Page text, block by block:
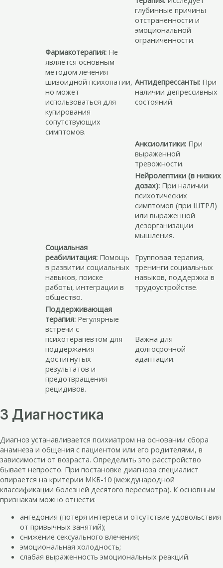
глубинные причины
отстраненности и
эмоциональной
ограниченности.
Фармакотерапия: Не
является основным
методом лечения
шизоидной психопатии,
но может
использоваться для
купирования
сопутствующих
симптомов.
Антидепрессанты: При
наличии депрессивных
состояний.
Анксиолитики: При
выраженной
тревожности.
Нейролептики (в низких
дозах): При наличии
психотических
симптомов (при ШТРЛ)
или выраженной
дезорганизации
мышления.
Социальная
реабилитация: Помощь
в развитии социальных
навыков, поиске
работы, интеграции в
общество.
Групповая терапия,
тренинги социальных
навыков, поддержка в
трудоустройстве.
Поддерживающая
терапия: Регулярные
встречи с
психотерапевтом для
поддержания
достигнутых
результатов и
предотвращения
рецидивов.
Важна для
долгосрочной
адаптации.
3 Диагностика
Диагноз устанавливается психиатром на основании сбора
анамнеза и общения с пациентом или его родителями, в
зависимости от возраста. Определить это расстройство
бывает непросто. При постановке диагноза специалист
опирается на критерии МКБ-10 (международной
классификации болезней десятого пересмотра). К основным
признакам можно отнести:
ангедония (потеря интереса и отсутствие удовольствия
от привычных занятий);
снижение сексуального влечения;
эмоциональная холодность;
слабая выраженность эмоциональных реакций.